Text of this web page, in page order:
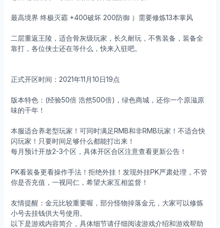
最高境界 终极灭霸 +400破坏 200防御 ）需要修炼13本掌风
二层重返王陵，适合骨灰级玩家，长久耐玩，不售装备，装备全
靠打，各位侠士还在等什么，快来入驻吧。
正式开区时间：2021年11月10日19点
版本特色：(经验50倍 浩然500倍)，绿色商城，还你一个原滋原
味的千年！
本服适合养老型玩家！可同时满足RMB和非RMB玩家！不适合快
闪玩家！只要时间足够什么都能打出来！
每月预计开放2-3个区，具体开区合区注意查看更新公告！
PK看装备更看操作手法！拒绝外挂！发现外挂PK严肃处理，不管
你是否充值，一视同仁，希望大家互相监督！
友情提醒：金元比较重要喔，部分怪物掉落金元，大家可以修炼
小号去挂钱供大号使用。
以下是游戏内容简介，具体细节请仔细阅读游戏介绍和游戏帮助